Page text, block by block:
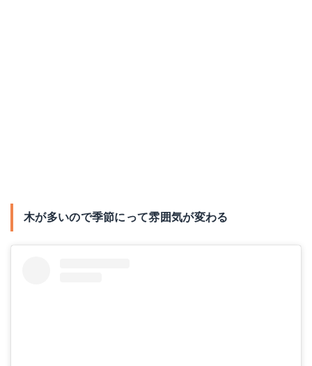
木が多いので季節にって雰囲気が変わる